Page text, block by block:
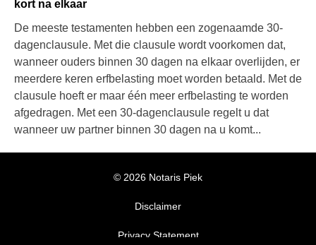
kort na elkaar
De meeste testamenten hebben een zogenaamde 30-
dagenclausule. Met die clausule wordt voorkomen dat,
wanneer ouders binnen 30 dagen na elkaar overlijden, er
meerdere keren erfbelasting moet worden betaald. Met de
clausule hoeft er maar één meer erfbelasting te worden
afgedragen. Met een 30-dagenclausule regelt u dat
wanneer uw partner binnen 30 dagen na u komt...
© 2026 Notaris Piek
Disclaimer
Privacy Statement